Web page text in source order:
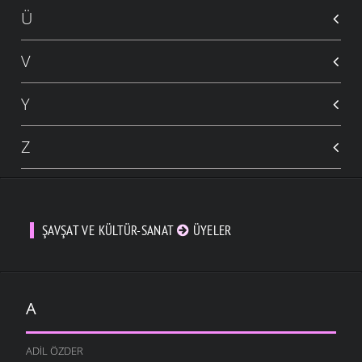
Ü
V
Y
Z
ŞAVŞAT VE KÜLTÜR-SANAT ÜYELER
A
ADIL ÖZDER